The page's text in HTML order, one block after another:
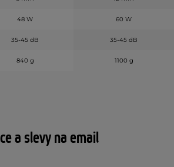
48 W 60 W
35-45 dB 35-45 dB
840 g 1100 g
a slevy na email